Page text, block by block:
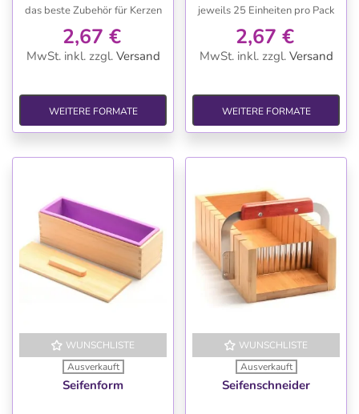
das beste Zubehör für Kerzen
2,67 €
MwSt. inkl. zzgl. Versand
WEITERE FORMATE
jeweils 25 Einheiten pro Pack
2,67 €
MwSt. inkl. zzgl. Versand
WEITERE FORMATE
WUNSCHLISTE
Ausverkauft
Seifenform
WUNSCHLISTE
Ausverkauft
Seifenschneider